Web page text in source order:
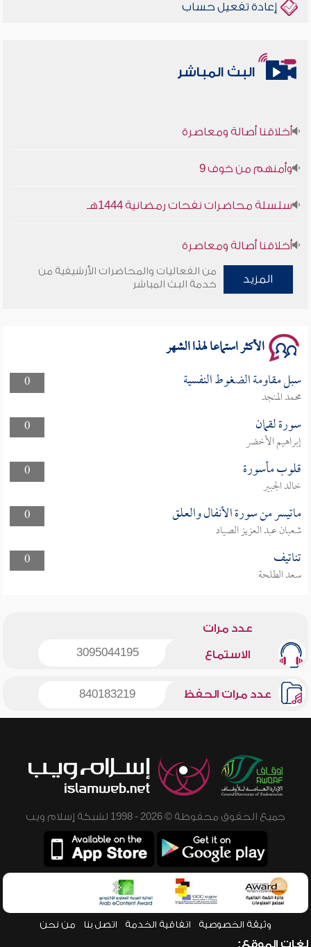
إعادة تفعيل حساب
البث المباشر
أخلاقنا أصالة ومعاصرة
وأمنهم من خوف 9
سلسلة محاضرات نفحات رمضانية 1444هـ
أخلاقنا أصالة ومعاصرة
وأمنهم من خوف 9
المزيد
من الفعاليات والمحاضرات الأرشيفية من
خدمة البث المباشر
الأكثر استماعا لهذا الشهر
0 سبل مقاومة الضغوط النفسية
محمد المنجد
0
سورة لقمان
إبراهيم الأخضر
0
قلوب مأسورة
خالد الجبير
0
ماتيسر من سورة الأنفال والعلق
شعبان عبد العزيز الصياد
0
تناتيف
سعد الطلحة
عدد مرات
الاستماع 3095044195
عدد مرات الحفظ 840183219
جميع الحقوق محفوظة © 2026 - 1998 لشبكة إسلام ويب
وثيقة الخصوصية اتفاقية الخدمة اتصل بنا من نحن
لغات الموقع: